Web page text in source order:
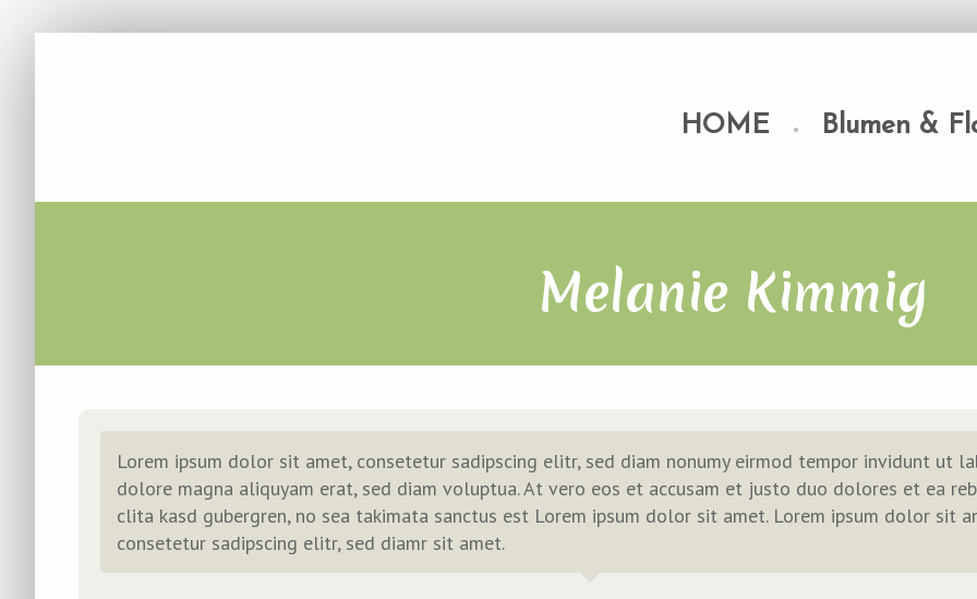
HOME Blumen &
Melanie Kimmig
Lorem ipsum dolor sit amet, consetetur sadipscing elitr, sed diam nonumy eirmod tempor invidunt ut
dolore magna aliquyam erat, sed diam voluptua. At vero eos et accusam et justo duo dolores et ea
clita kasd gubergren, no sea takimata sanctus est Lorem ipsum dolor sit amet. Lorem ipsum dolor sit
consetetur sadipscing elitr, sed diamr sit amet.